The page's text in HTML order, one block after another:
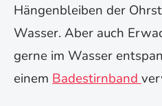
Hängenbleiben der
Wasser. Aber auch
gerne im Wasser
einem Badestirnband